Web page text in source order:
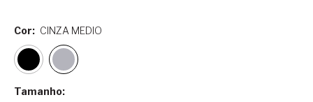
Tamanho:
Cor: CINZA MEDIO